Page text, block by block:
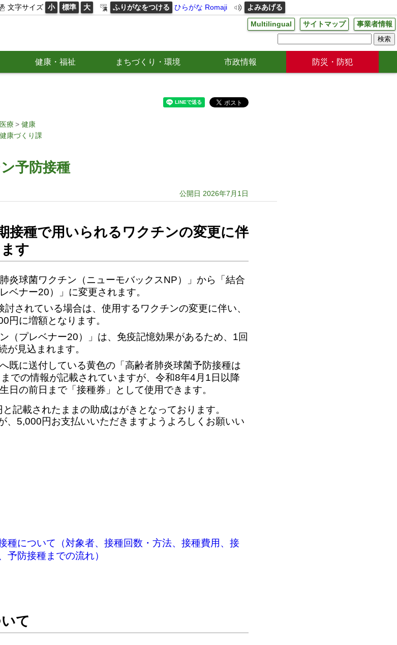
文字サイズ 小 標準 大 ふりがなをつける ひらがな Romaji よみあげる
Multilingual サイトマップ 事業者情報
健康・福祉 まちづくり・環境 市政情報 防災・防犯
療
健康
健康づくり課
予防接種
公開日 2026年7月1日
接種で用いられるワクチンの変更に伴
す
炎球菌ワクチン（ニューモバックスNP）」から「結合
ベナー20）」に変更されます。
されている場合は、使用するワクチンの変更に伴い、
円に増額となります。
（プレベナー20）」は、免疫記憶効果があるため、1回
が見込まれます。
既に送付している黄色の「高齢者肺炎球菌予防接種は
での情報が記載されていますが、令和8年4月1日以降
日の前日まで「接種券」として使用できます。
記載されたままの助成はがきとなっております。
5,000円お支払いいただきますようよろしくお願いい
種について（対象者、接種回数・方法、接種費用、接
予防接種までの流れ）
て